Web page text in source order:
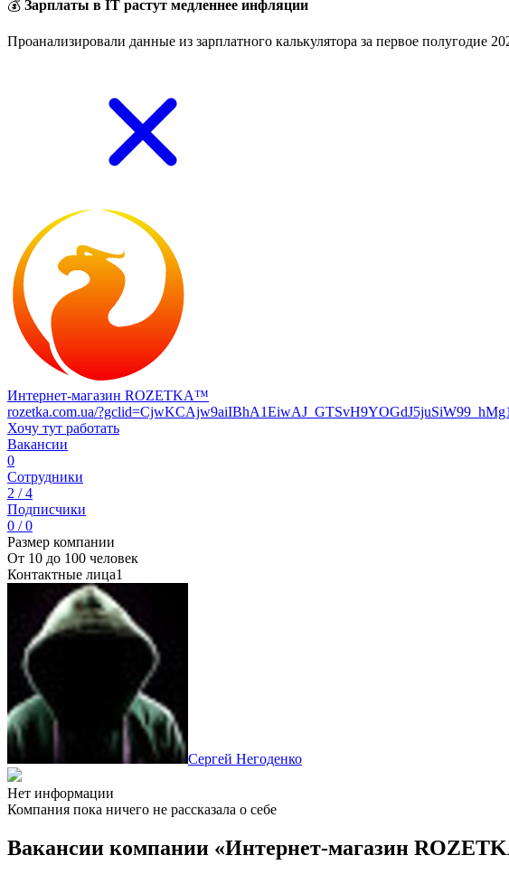
💰 Зарплаты в IT растут медленнее инфляции
Проанализировали данные из зарплатного калькулятора за первое полугодие
Интернет-магазин ROZETKA™
rozetka.com.ua/
Хочу тут работать
Вакансии
0
Сотрудники
2 / 4
Подписчики
0 / 0
Размер компании
От 10 до 100 человек
Контактные лица1
Сергей Негоденко
Нет информации
Компания пока ничего не рассказала о себе
Вакансии компании «Интернет-магазин